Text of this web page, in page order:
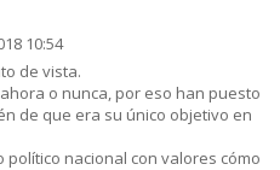
10:54
de vista.
o nunca, por eso han puesto
de que era su único objetivo en
nacional con valores cómo